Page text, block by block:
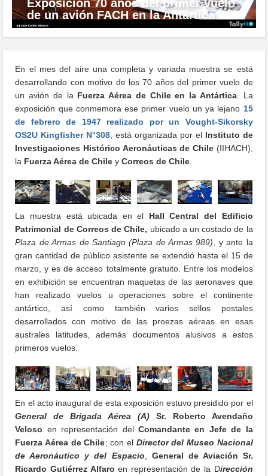
Exposición 70 años del primer vuelo
de un avión FACH en la Antártica
En el mes del aire una completa y variada muestra se está
desarrollando con motivo de los 70 años del primer vuelo de
un avión de la Fuerza Aérea de Chile en la Antártica. La
exposición que conmemora ese primer vuelo un ya lejano 15
de febrero de 1947 realizado por un Vought-Sikorsky
OS2U Kingfisher N°308 , está organizada por el Instituto de
Investigaciones Histórico Aeronáuticas de Chile(IIHACH),
la Fuerza Aérea de Chile yCorreos de Chile
La muestra está ubicada en el Hall Central del Edificio
Patrimonial de Correos de Chile, ubicado a un costado de la
Plaza de Armas de Santiago (Plaza de Armas 989), y ante la
gran cantidad de público asistente se extendió hasta el 15 de
marzo, y es de acceso totalmente gratuito. Entre los modelos
en exhibición se encuentran maquetas de las aeronaves que
han realizado vuelos u operaciones sobre el continente
antártico, así como también varios sellos postales
desarrollados con motivo de las proezas aéreas en esas
australes latitudes, además documentos alusivos a estos
primeros vuelos.
En el acto inaugural de esta exposición estuvo presidido por el
General de Brigada Aérea (A)Sr. Roberto Avendaño
Veloso en representación del Comandante en Jefe de la
Fuerza Aérea de Chile; con el Director del Museo Nacional
de Aeronáutico y del Espacio
General de Aviación Sr.
Ricardo Gutiérrez Alfaro en representación de la Dirección